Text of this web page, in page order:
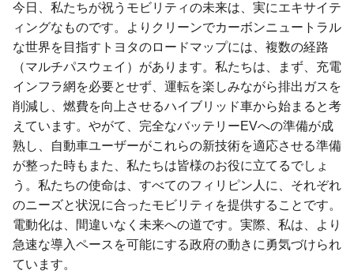
今日、私たちが祝うモビリティの未来は、実にエキサイテ
ィングなものです。よりクリーンでカーボンニュートラル
な世界を目指すトヨタのロードマップには、複数の経路
（マルチパスウェイ）があります。私たちは、まず、充電
インフラ網を必要とせず、運転を楽しみながら排出ガスを
削減し、燃費を向上させるハイブリッド車から始まると考
えています。やがて、完全なバッテリーEVへの準備が成
熟し、自動車ユーザーがこれらの新技術を適応させる準備
が整った時もまた、私たちは皆様のお役に立てるでしょ
う。私たちの使命は、すべてのフィリピン人に、それぞれ
のニーズと状況に合ったモビリティを提供することです。
電動化は、間違いなく未来への道です。実際、私は、より
急速な導入ペースを可能にする政府の動きに勇気づけられ
ています。